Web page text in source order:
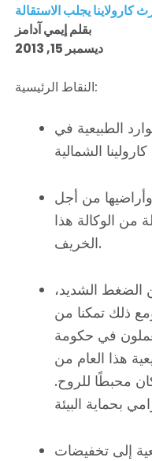
كارولاينا يجلب الاستقالة
بقلم إيمي آدامز
ديسمبر 15, 2013
النقاط الرئيسية:
الطبيعية في
وأراضيها من أجل
من الوكالة هذا
الخريف.
الضغط الشديد،
ذلك تمكنا من
في حكومة
هذا العام من
محبطًا للروح.
إلى تخفيضات